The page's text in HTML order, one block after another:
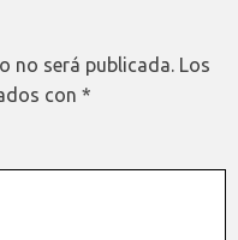
no será publicada. Los
con *